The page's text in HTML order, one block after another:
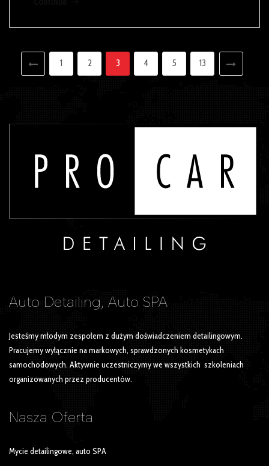
1 2 3 4 5 13
Auto Detailing, Auto SPA
Jesteśmy młodym zespołem z dużym doświadczeniem detailingowym.
Pracujemy wyłącznie na markowych, sprawdzonych kosmetykach
samochodowych. Aktywnie uczestniczymy we wszystkich szkoleniach
organizowanych przez producentów.
Nasza Oferta
Mycie detailingowe, auto SPA